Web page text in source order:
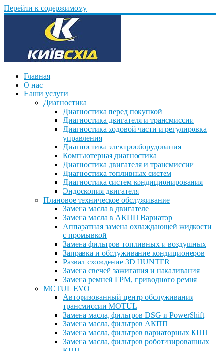
Перейти к содержимому
Главная
О нас
Наши услуги
Диагностика
Диагностика перед покупкой
Диагностика двигателя и трансмиссии
Диагностика ходовой части и регулировка
управления
Диагностика электрооборудования
Компьютерная диагностика
Диагностика двигателя и трансмиссии
Диагностика топливных систем
Диагностика систем кондиционирования
Эндоскопия двигателя
Плановое техническое обслуживание
Замена масла в двигателе
Замена масла в АКПП Вариатор
Аппаратная замена охлаждающей жидкости
с промывкой
Замена фильтров топливных и воздушных
Заправка и обслуживание кондиционеров
Развал-схождение 3D HUNTER
Замена свечей зажигания и накаливания
Замена ремней ГРМ, приводного ремня
MOTUL EVO
Авторизованный центр обслуживания
трансмиссии MOTUL
Замена масла, фильтров DSG и PowerShift
Замена масла, фильтров АКПП
Замена масла, фильтров вариаторных КПП
Замена масла, фильтров роботизированных